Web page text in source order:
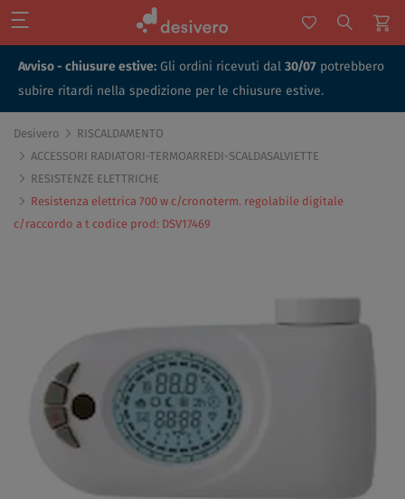
Avviso - chiusure estive: Gli ordini ricevuti dal 30/07 potrebbero
subire ritardi nella spedizione per le chiusure estive.
Desivero
RISCALDAMENTO
ACCESSORI RADIATORI-TERMOARREDI-SCALDASALVIETTE
RESISTENZE ELETTRICHE
Resistenza elettrica 700 w c/cronoterm. regolabile digitale
c/raccordo a t codice prod: DSV17469